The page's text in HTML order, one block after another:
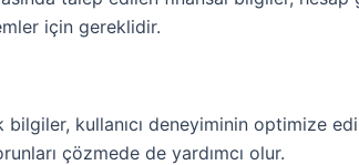
için gereklidir.
kullanıcı deneyiminin optimize
çözmede de yardımcı olur.